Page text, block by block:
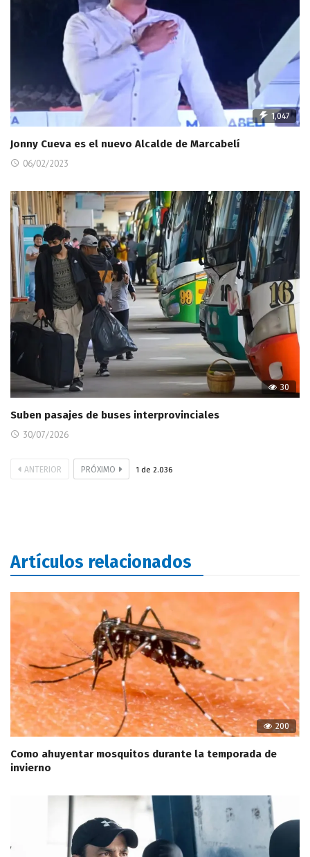
1,047
Jonny Cueva es el nuevo Alcalde de Marcabelí
06/02/2023
30
Suben pasajes de buses interprovinciales
30/07/2026
ANTERIOR PRÓXIMO 1 de 2.036
Artículos relacionados
200
Como ahuyentar mosquitos durante la temporada de
invierno